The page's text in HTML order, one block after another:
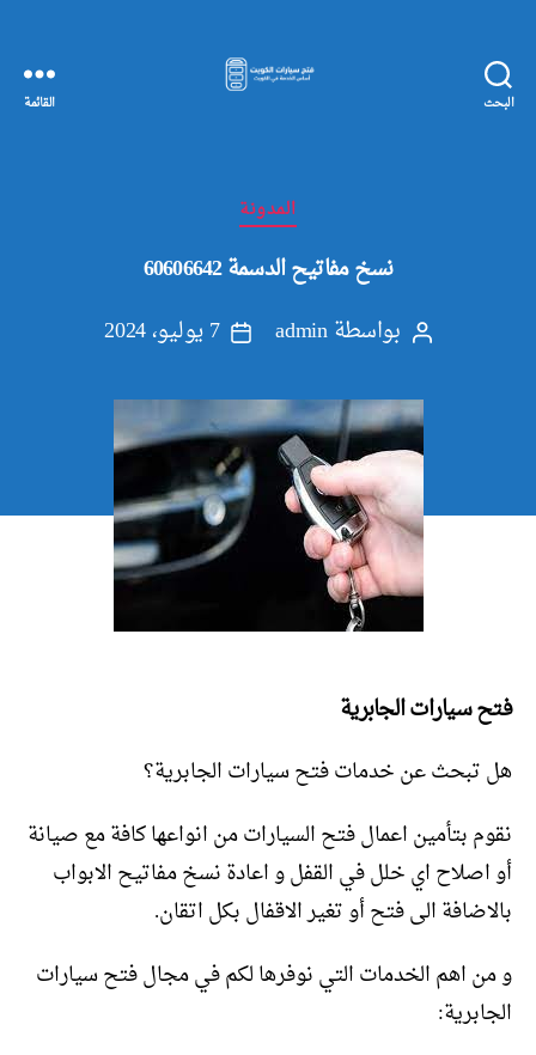
البحث
الكويت
القائمة
التصنيفاتالمدونة
نسخ مفاتيح الدسمة 60606642
كاتببواسطةadmin
تاريخ
7 يوليو، 2024
فتح سيارات الجابرية
هل تبحث عن خدمات فتح سيارات الجابرية؟
نقوم بتأمين اعمال فتح السيارات من انواعها كافة مع صيانة
أو اصلاح اي خلل في القفل و اعادة نسخ مفاتيح الابواب
بالاضافة الى فتح أو تغير الاقفال بكل اتقان.
و من اهم الخدمات التي نوفرها لكم في مجال فتح سيارات
الجابرية: